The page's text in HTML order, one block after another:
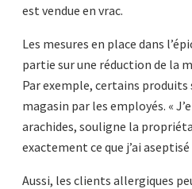
est vendue en vrac.
Les mesures en place dans
partie sur une réduction de la
Par exemple, certains
magasin par les employés. «
arachides, souligne la
exactement ce que j’ai
Aussi, les clients allergiques